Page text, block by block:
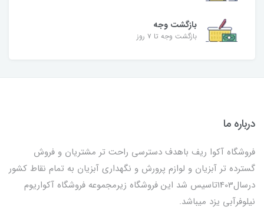
بازگشت وجه
بازگشت وجه تا ۷ روز
درباره ما
فروشگاه آکوا ریف باهدف دسترسی راحت تر مشتریان و فروش
گسترده تر آبزیان و لوازم پرورش و نگهداری آبزیان به تمام نقاط کشور
درسال1403تاسیس شد این فروشگاه زیرمجموعه فروشگاه آکواریوم
نیلوفرآبی یزد میباشد.